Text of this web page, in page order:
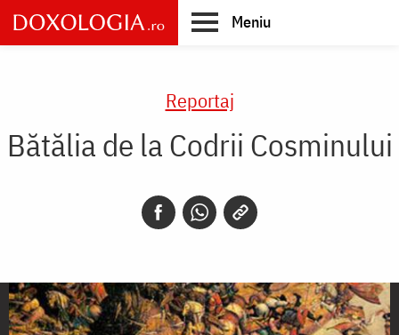
Skip
to
main
Meniu
Reportaj
Bătălia de la Codrii Cosminului